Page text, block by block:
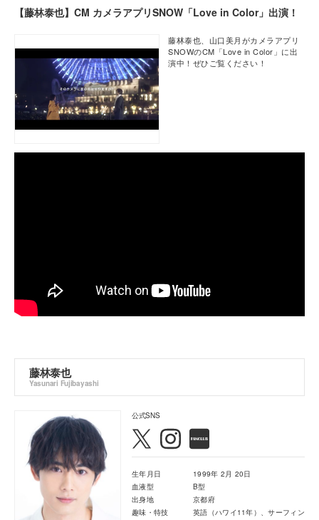
【藤林泰也】CM カメラアプリSNOW「Love in Color」出演！
藤林泰也、山口美月がカメラアプリ
SNOWのCM「Love in Color」に出
演中！ぜひご覧ください！
藤林泰也
Yasunari Fujibayashi
公式SNS
生年月日
1999年 2月 20日
血液型
B型
出身地
京都府
趣味・特技
英語（ハワイ11年）、サーフィン